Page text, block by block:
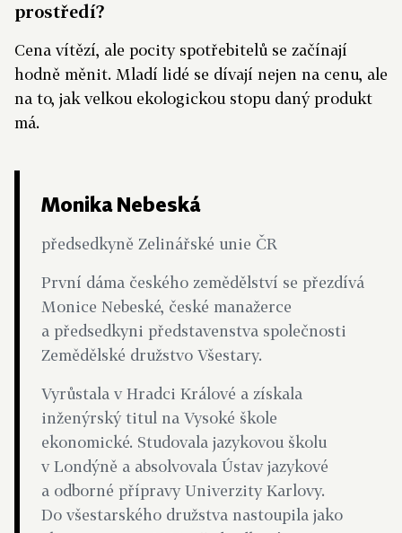
prostředí?
Cena vítězí, ale pocity spotřebitelů se začínají
hodně měnit. Mladí lidé se dívají nejen na cenu, ale
na to, jak velkou ekologickou stopu daný produkt
má.
Monika Nebeská
předsedkyně Zelinářské unie ČR
První dáma českého zemědělství se přezdívá
Monice Nebeské, české manažerce
a předsedkyni představenstva společnosti
Zemědělské družstvo Všestary.
Vyrůstala v Hradci Králové a získala
inženýrský titul na Vysoké škole
ekonomické. Studovala jazykovou školu
v Londýně a absolvovala Ústav jazykové
a odborné přípravy Univerzity Karlovy.
Do všestarského družstva nastoupila jako